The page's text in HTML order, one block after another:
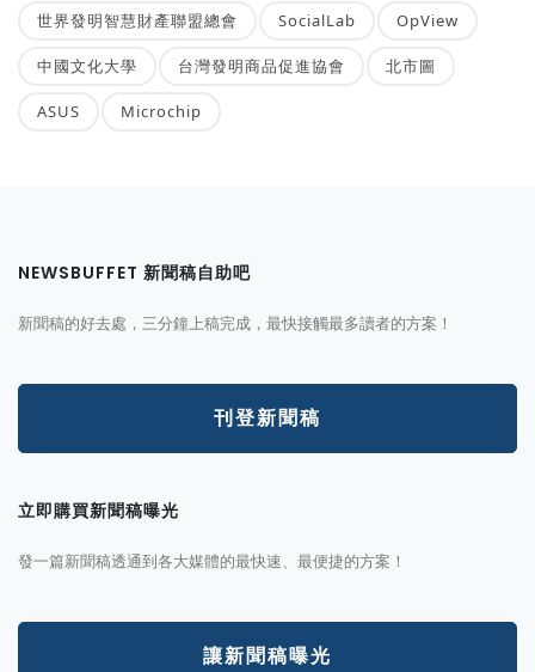
世界發明智慧財產聯盟總會 SocialLab OpView
中國文化大學 台灣發明商品促進協會 北市圖
ASUS Microchip
NEWSBUFFET 新聞稿自助吧
新聞稿的好去處，三分鐘上稿完成，最快接觸最多讀者的方案！
刊登新聞稿
立即購買新聞稿曝光
發一篇新聞稿透通到各大媒體的最快速、最便捷的方案！
讓新聞稿曝光